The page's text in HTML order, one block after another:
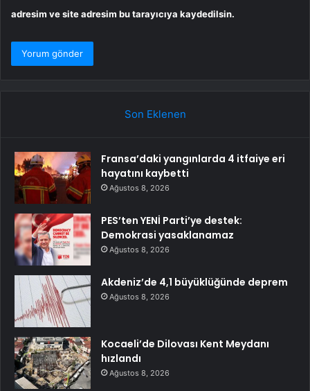
adresim ve site adresim bu tarayıcıya kaydedilsin.
Son Eklenen
Fransa’daki yangınlarda 4 itfaiye eri
hayatını kaybetti
Ağustos 8, 2026
PES’ten YENİ Parti’ye destek:
Demokrasi yasaklanamaz
Ağustos 8, 2026
Akdeniz’de 4,1 büyüklüğünde deprem
Ağustos 8, 2026
Kocaeli’de Dilovası Kent Meydanı
hızlandı
Ağustos 8, 2026